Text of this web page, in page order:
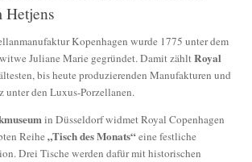
Hetjens
Kopenhagen wurde 1775 unter dem
Juliane Marie gegründet. Damit zähltRoyal
bis heute produzierenden Manufakturen und
unter den Luxus-Porzellanen.
in Düsseldorf widmet Royal Copenhagen
Reihe„Tisch des Monats“eine festliche
Drei Tische werden dafür mit historischen